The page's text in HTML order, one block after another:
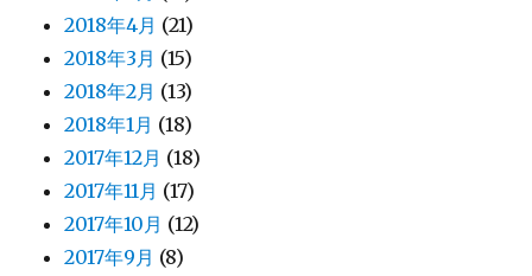
2018年4月 (21)
2018年3月 (15)
2018年2月 (13)
2018年1月 (18)
2017年12月 (18)
2017年11月 (17)
2017年10月 (12)
2017年9月 (8)